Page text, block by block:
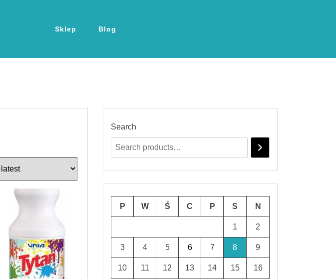
Sklep Blog
Search
P W Ś C P S N
1 2
3 4 5 6 7 8 9
10 11 12 13 14 15 16